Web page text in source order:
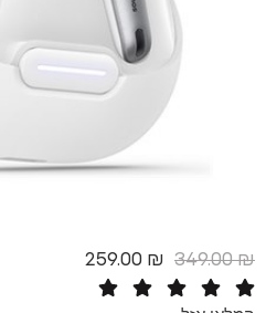
259.00₪